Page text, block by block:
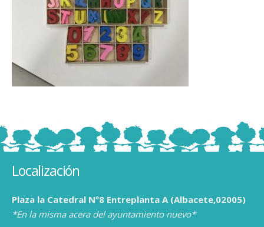
Localización
Plaza la Catedral Nº8 Entreplanta A (Albacete,02005)
*En la misma acera del ayuntamiento nuevo*